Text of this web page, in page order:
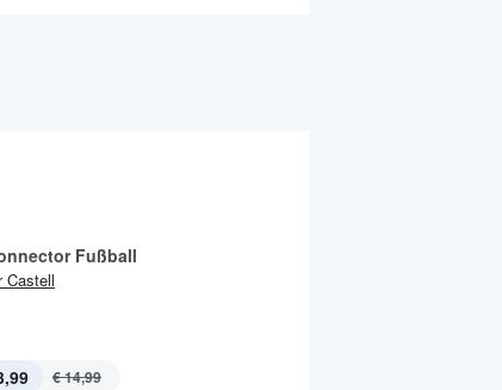
Filzstifte Connector Fußball
Castell
€ 14,99